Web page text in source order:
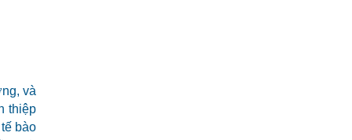
và
thiệp
bào